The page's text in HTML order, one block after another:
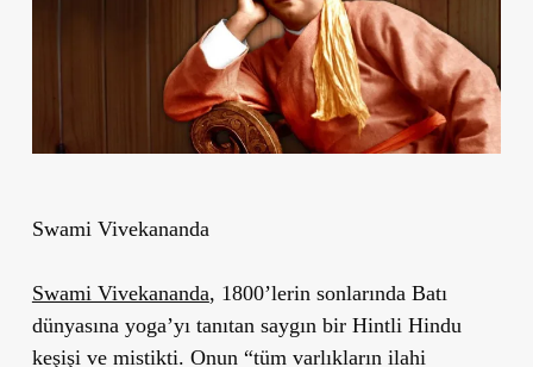
Swami Vivekananda
Swami Vivekananda, 1800’lerin sonlarında Batı
dünyasına yoga’yı tanıtan saygın bir Hintli Hindu
keşişi ve mistikti. Onun “tüm varlıkların ilahi